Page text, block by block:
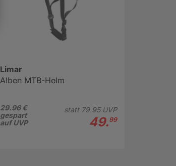
Limar
Alben MTB-Helm
29.96 €
gespart
auf UVP
statt 79.95UVP
49.99